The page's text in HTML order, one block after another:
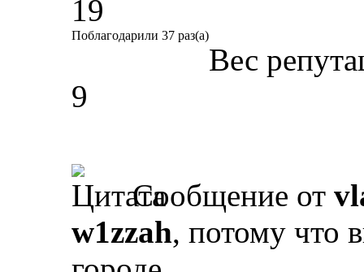
19
Поблагодарили 37 раз(а)
Вес
9
Сообщение от
w1zzah, потому что